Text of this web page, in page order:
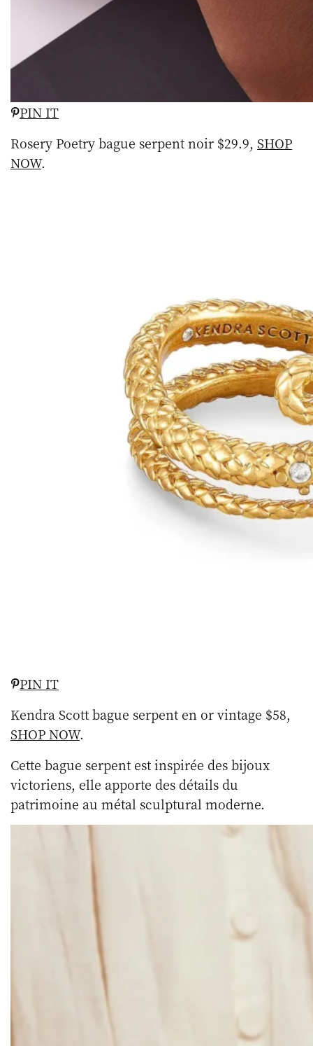
PIN IT
Rosery Poetry bague serpent noir $29.9,SHOP
NOW.
PIN IT
Kendra Scott bague serpent en or vintage $58,
SHOP NOW.
Cette bague serpent est inspirée des bijoux
victoriens, elle apporte des détails du
patrimoine au métal sculptural moderne.